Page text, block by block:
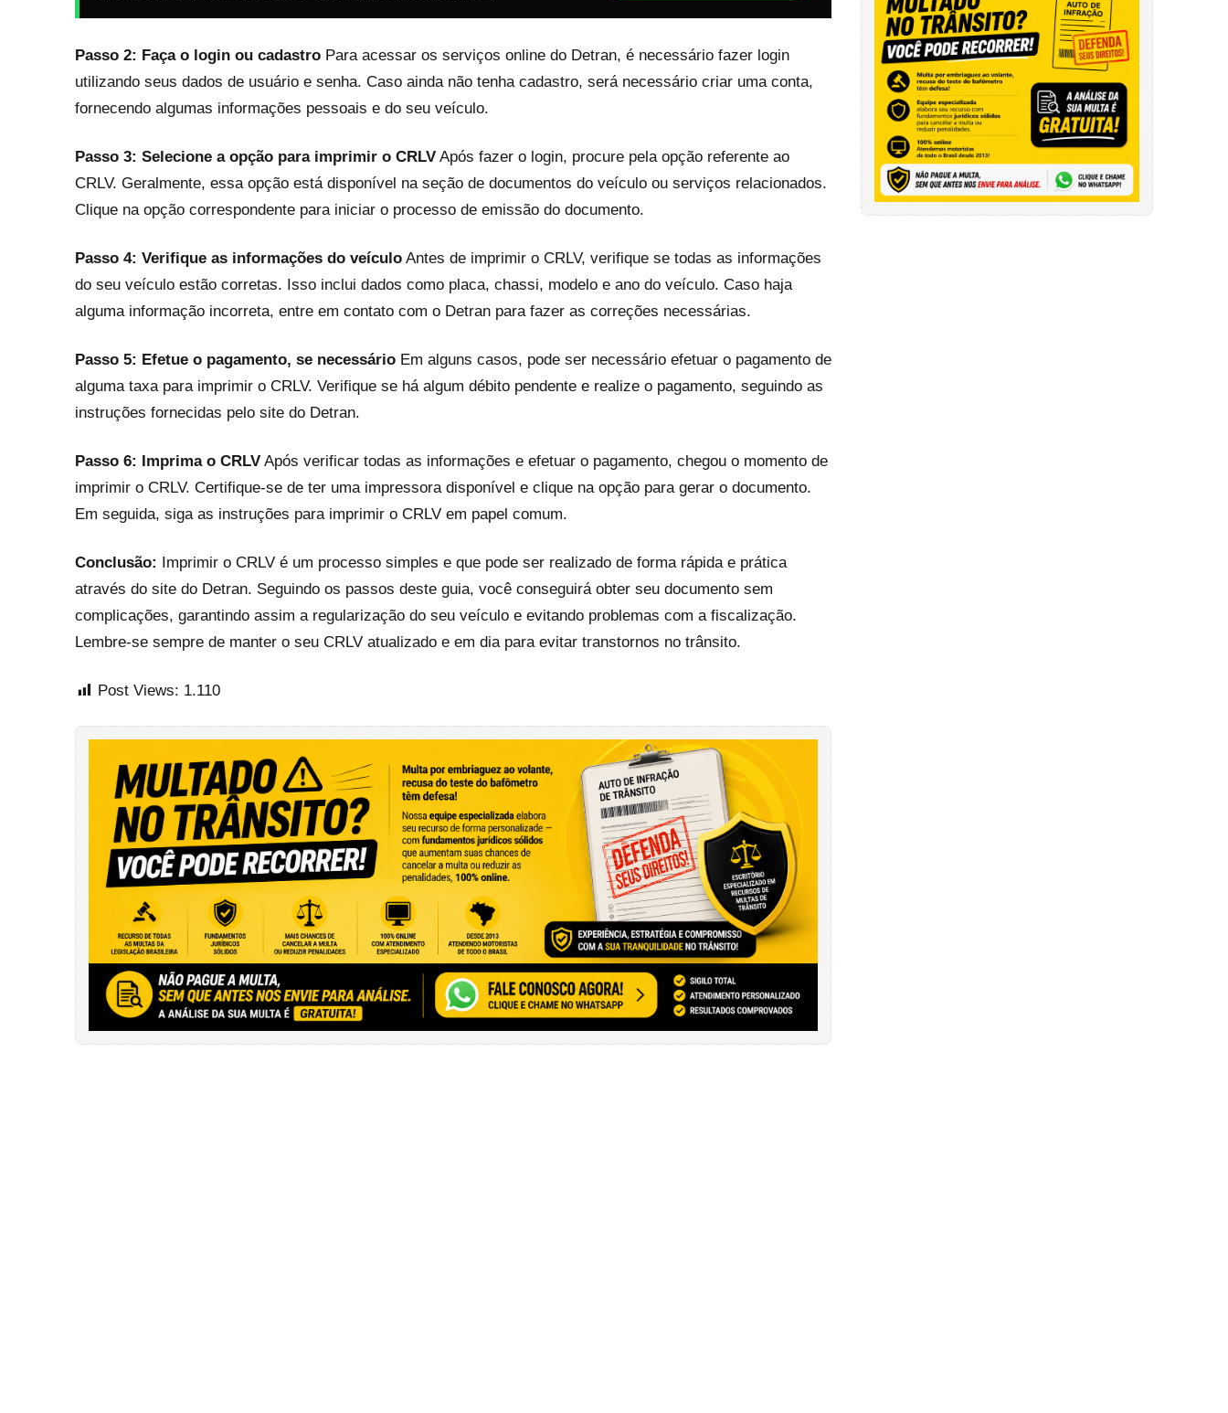
Passo 2: Faça o login ou cadastro Para acessar os serviços online do Detran, é necessário fazer login
utilizando seus dados de usuário e senha. Caso ainda não tenha cadastro, será necessário criar uma conta,
fornecendo algumas informações pessoais e do seu veículo.
Passo 3: Selecione a opção para imprimir o CRLV Após fazer o login, procure pela opção referente ao
CRLV. Geralmente, essa opção está disponível na seção de documentos do veículo ou serviços relacionados.
Clique na opção correspondente para iniciar o processo de emissão do documento.
Passo 4: Verifique as informações do veículo Antes de imprimir o CRLV, verifique se todas as informações
do seu veículo estão corretas. Isso inclui dados como placa, chassi, modelo e ano do veículo. Caso haja
alguma informação incorreta, entre em contato com o Detran para fazer as correções necessárias.
Passo 5: Efetue o pagamento, se necessário Em alguns casos, pode ser necessário efetuar o pagamento de
alguma taxa para imprimir o CRLV. Verifique se há algum débito pendente e realize o pagamento, seguindo as
instruções fornecidas pelo site do Detran.
Passo 6: Imprima o CRLV Após verificar todas as informações e efetuar o pagamento, chegou o momento de
imprimir o CRLV. Certifique-se de ter uma impressora disponível e clique na opção para gerar o documento.
Em seguida, siga as instruções para imprimir o CRLV em papel comum.
Conclusão: Imprimir o CRLV é um processo simples e que pode ser realizado de forma rápida e prática
através do site do Detran. Seguindo os passos deste guia, você conseguirá obter seu documento sem
complicações, garantindo assim a regularização do seu veículo e evitando problemas com a fiscalização.
Lembre-se sempre de manter o seu CRLV atualizado e em dia para evitar transtornos no trânsito.
Post Views: 1.110